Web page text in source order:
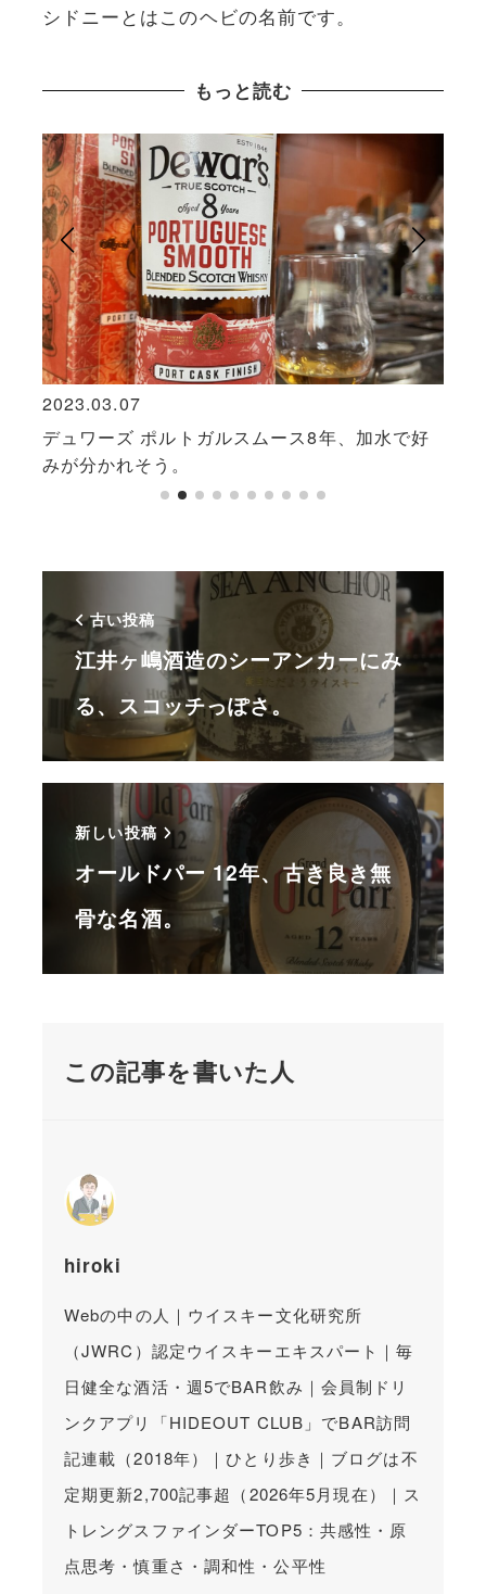
シドニーとはこのヘビの名前です。
もっと読む
2023.03.07
デュワーズ ポルトガルスムース8年、加水で好
みが分かれそう。
古い投稿
江井ヶ嶋酒造のシーアンカーにみ
る、スコッチっぽさ。
新しい投稿
オールドパー 12年、古き良き無
骨な名酒。
この記事を書いた人
hiroki
Webの中の人｜ウイスキー文化研究所
（JWRC）認定ウイスキーエキスパート｜毎
日健全な酒活・週5でBAR飲み｜会員制ドリ
ンクアプリ「HIDEOUT CLUB」でBAR訪問
記連載（2018年）｜ひとり歩き｜ブログは不
定期更新2,700記事超（2026年5月現在）｜ス
トレングスファインダーTOP5：共感性・原
点思考・慎重さ・調和性・公平性